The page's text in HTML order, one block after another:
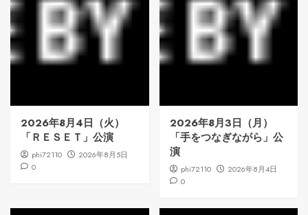
2026年8月4日（火）
「ＲＥＳＥＴ」公演
phi72110
2026年8月5日
0
2026年8月3日（月）
「手をつなぎながら」公
演
phi72110
2026年8月4日
0